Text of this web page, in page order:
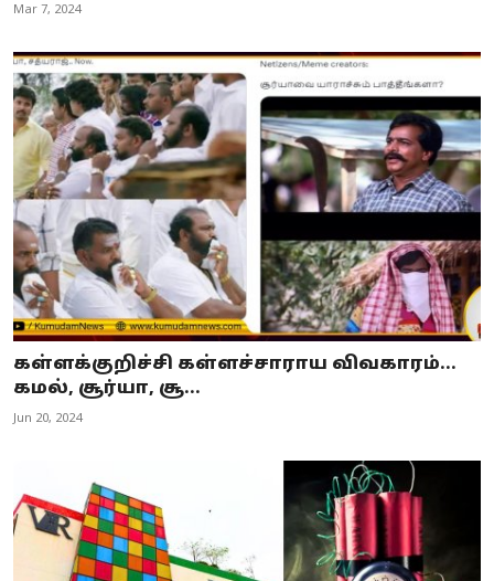
Mar 7, 2024
கள்ளக்குறிச்சி கள்ளச்சாராய விவகாரம்...
கமல், சூர்யா, சூ...
Jun 20, 2024